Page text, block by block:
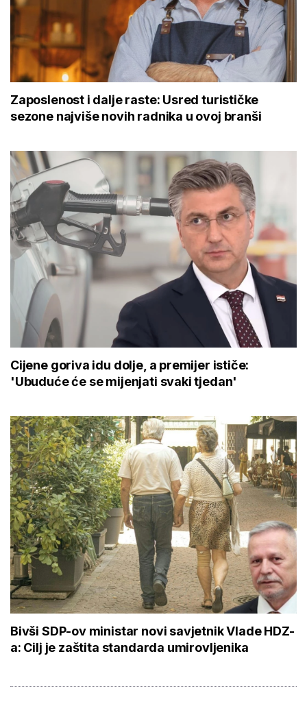
Zaposlenost i dalje raste: Usred turističke
sezone najviše novih radnika u ovoj branši
Cijene goriva idu dolje, a premijer ističe:
'Ubuduće će se mijenjati svaki tjedan'
Bivši SDP-ov ministar novi savjetnik Vlade HDZ-
a: Cilj je zaštita standarda umirovljenika